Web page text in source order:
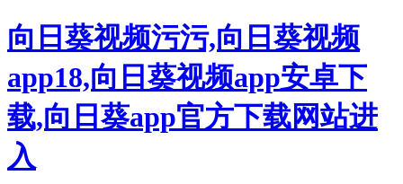
向日葵视频污污,向日葵视频
app18,向日葵视频app安卓下
载,向日葵app官方下载网站进
入